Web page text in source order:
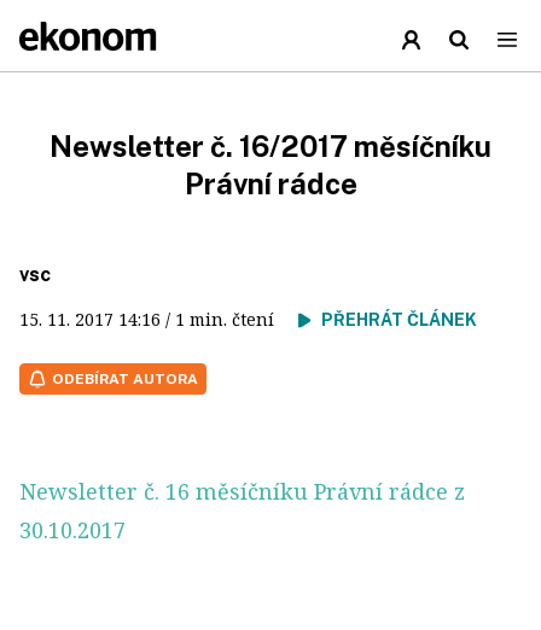
Newsletter č. 16/2017 měsíčníku
Právní rádce
vsc
15. 11. 2017 14:16 / 1 min. čtení PŘEHRÁT ČLÁNEK
ODEBÍRAT AUTORA
Newsletter č. 16 měsíčníku Právní rádce z
30.10.2017